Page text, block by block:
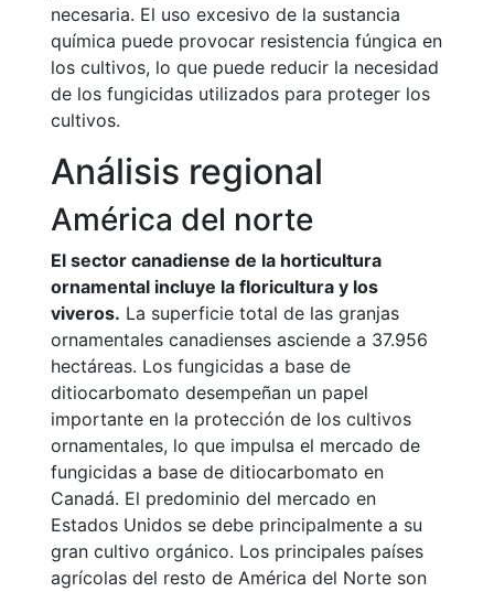
necesaria. El uso excesivo de la sustancia
química puede provocar resistencia fúngica en
los cultivos, lo que puede reducir la necesidad
de los fungicidas utilizados para proteger los
cultivos.
Análisis regional
América del norte
El sector canadiense de la horticultura
ornamental incluye la floricultura y los
viveros. La superficie total de las granjas
ornamentales canadienses asciende a 37.956
hectáreas. Los fungicidas a base de
ditiocarbomato desempeñan un papel
importante en la protección de los cultivos
ornamentales, lo que impulsa el mercado de
fungicidas a base de ditiocarbomato en
Canadá. El predominio del mercado en
Estados Unidos se debe principalmente a su
gran cultivo orgánico. Los principales países
agrícolas del resto de América del Norte son